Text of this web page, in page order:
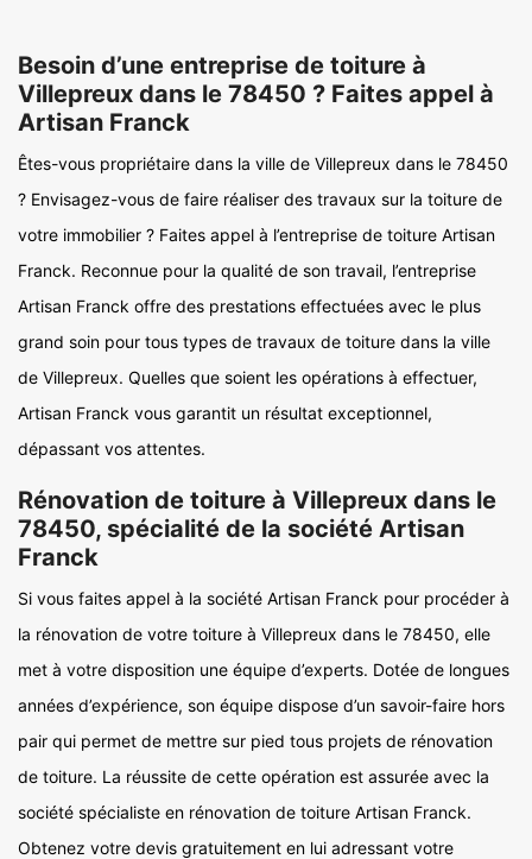
Besoin d’une entreprise de toiture à
Villepreux dans le 78450 ? Faites appel à
Artisan Franck
Êtes-vous propriétaire dans la ville de Villepreux dans le 78450
? Envisagez-vous de faire réaliser des travaux sur la toiture de
votre immobilier ? Faites appel à l’entreprise de toiture Artisan
Franck. Reconnue pour la qualité de son travail, l’entreprise
Artisan Franck offre des prestations effectuées avec le plus
grand soin pour tous types de travaux de toiture dans la ville
de Villepreux. Quelles que soient les opérations à effectuer,
Artisan Franck vous garantit un résultat exceptionnel,
dépassant vos attentes.
Rénovation de toiture à Villepreux dans le
78450, spécialité de la société Artisan
Franck
Si vous faites appel à la société Artisan Franck pour procéder à
la rénovation de votre toiture à Villepreux dans le 78450, elle
met à votre disposition une équipe d’experts. Dotée de longues
années d’expérience, son équipe dispose d’un savoir-faire hors
pair qui permet de mettre sur pied tous projets de rénovation
de toiture. La réussite de cette opération est assurée avec la
société spécialiste en rénovation de toiture Artisan Franck.
Obtenez votre devis gratuitement en lui adressant votre